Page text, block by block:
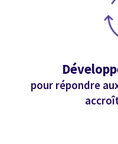
pour répondre